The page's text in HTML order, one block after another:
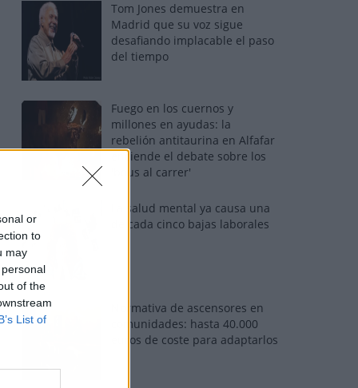
or
to
may
of the
List of
Tom Jones demuestra en
Madrid que su voz sigue
desafiando implacable el paso
del tiempo
Fuego en los cuernos y
millones en ayudas: la
rebelión antitaurina en Alfafar
enciende el debate sobre los
'bous al carrer'
La salud mental ya causa una
de cada cinco bajas laborales
Normativa de ascensores en
comunidades: hasta 40.000
euros de coste para adaptarlos